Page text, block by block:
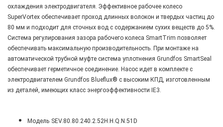
охлаждения электродвигателя. Эффективное рабочее колесо
SuperVortex обеспечивает проход длинных волокон и твердых частиц до
80 мм и подходит для сточных вод с содержанием сухих веществ до 5%.
Система регулирования зазора рабочего колеса SmartTrim позволяет
обеспечивать максимальную производительность. При монтаже на
автоматической трубной муфте система уплотнения Grundfos SmartSeal
обеспечивает герметичное соединение. Насос идет в комплекте с
электродвигателем Grundfos Blueflux® с высоким КПД, изготовленным
из деталей, имеющих класс энергоэффективности IE3.
Модель SEV.80.80.240.2.52H.H.Q.N.51D